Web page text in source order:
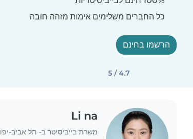
כל החברים משלימים אימות מזהה חובה
הרשמו בחינם
4.7 / 5
Li na
משרת בייביסיטר ב- תל אביב-יפו